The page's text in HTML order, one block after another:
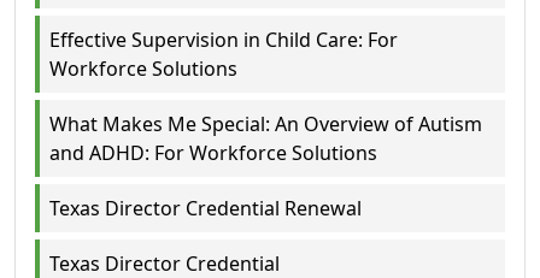
Effective Supervision in Child Care: For
Workforce Solutions
What Makes Me Special: An Overview of Autism
and ADHD: For Workforce Solutions
Texas Director Credential Renewal
Texas Director Credential